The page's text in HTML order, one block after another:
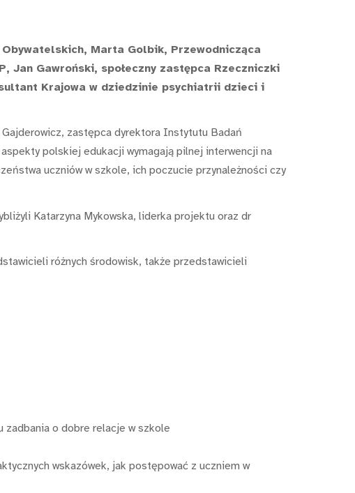
Marta Golbik, Przewodnicząca
Jan Gawroński, społeczny zastępca Rzeczniczki
Krajowa w dziedzinie psychiatrii dzieci i
zastępca dyrektora Instytutu Badań
polskiej edukacji wymagają pilnej interwencji na
uczniów w szkole, ich poczucie przynależności czy
Katarzyna Mykowska, liderka projektu oraz dr
różnych środowisk, także przedstawicieli
zadbania o dobre relacje w szkole
wskazówek, jak postępować z uczniem w